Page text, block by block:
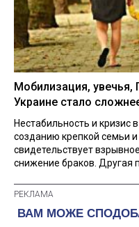
Мобилизация, увечья,
Украине стало
Нестабильность и кризис
созданию крепкой семьи
свидетельствует
снижение браков. Другая